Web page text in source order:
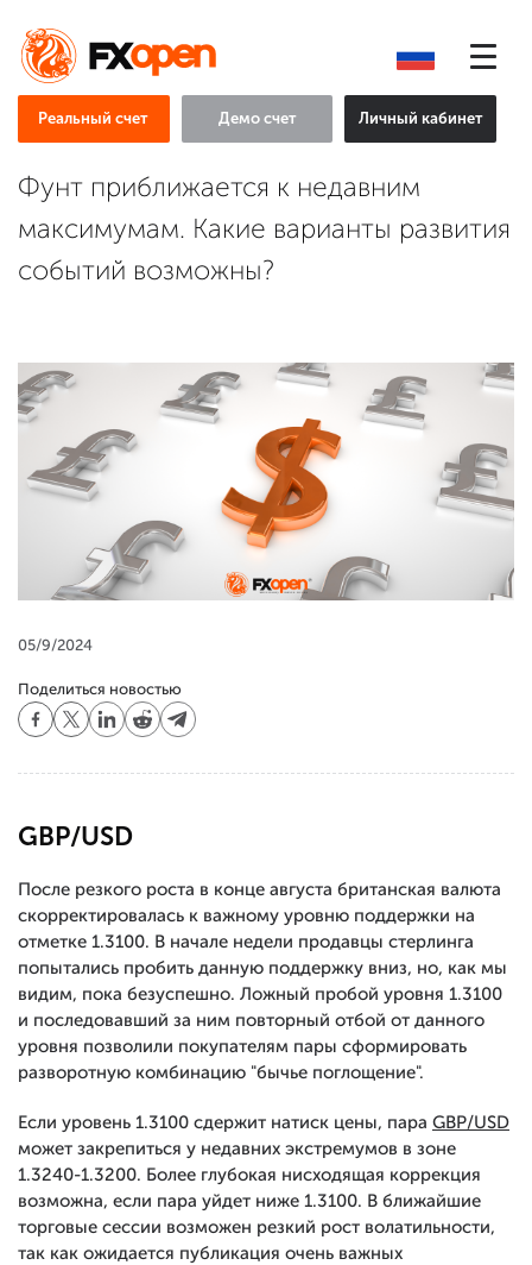
Реальный счет Демо счет Личный кабинет
Фунт приближается к недавним
максимумам. Какие варианты развития
событий возможны?
05/9/2024
Поделиться новостью
GBP/USD
После резкого роста в конце августа британская валюта
скорректировалась к важному уровню поддержки на
отметке 1.3100. В начале недели продавцы стерлинга
попытались пробить данную поддержку вниз, но, как мы
видим, пока безуспешно. Ложный пробой уровня 1.3100
и последовавший за ним повторный отбой от данного
уровня позволили покупателям пары сформировать
разворотную комбинацию "бычье поглощение".
Если уровень 1.3100 сдержит натиск цены, пара GBP/USD
может закрепиться у недавних экстремумов в зоне
1.3240-1.3200. Более глубокая нисходящая коррекция
возможна, если пара уйдет ниже 1.3100. В ближайшие
торговые сессии возможен резкий рост волатильности,
так как ожидается публикация очень важных